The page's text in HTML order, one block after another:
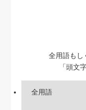
全用語もし
「頭文
全用語